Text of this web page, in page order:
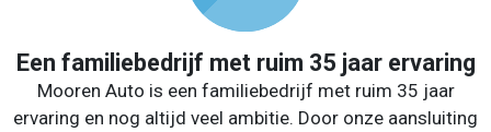
Een familiebedrijf met ruim 35 jaar ervaring
Mooren Auto is een familiebedrijf met ruim 35 jaar
ervaring en nog altijd veel ambitie. Door onze aansluiting